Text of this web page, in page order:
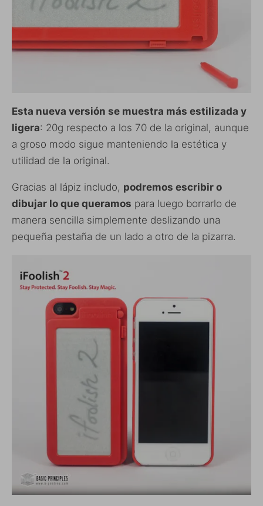
Esta nueva versión se muestra más estilizada y
ligera: 20g respecto a los 70 de la original, aunque
a groso modo sigue manteniendo la estética y
utilidad de la original.
Gracias al lápiz includo, podremos escribir o
dibujar lo que queramos para luego borrarlo de
manera sencilla simplemente deslizando una
pequeña pestaña de un lado a otro de la pizarra.